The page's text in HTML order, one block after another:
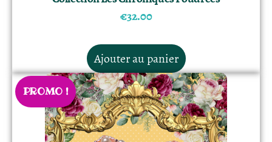
€32.00
Ajouter au panier
PROMO !